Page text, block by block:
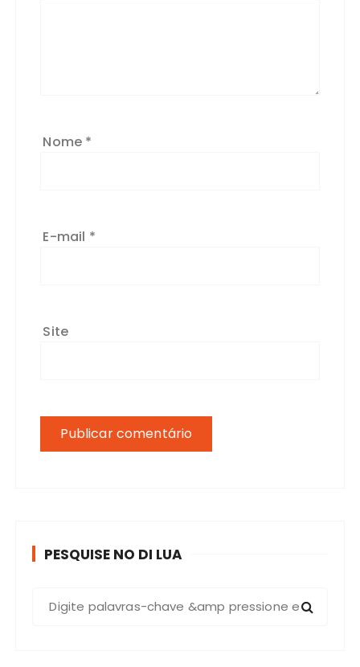
Nome *
E-mail *
Site
PESQUISE NO DI LUA